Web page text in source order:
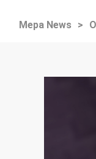
Mepa News >